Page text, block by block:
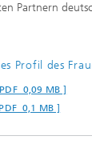
Partnern
Profil des
0,09 MB ]
0,1 MB ]